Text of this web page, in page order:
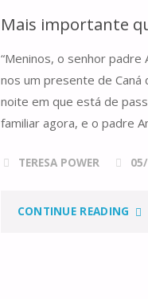
E
A
–
UM
Mais importante
“Meninos, o senhor
nos um presente de
noite em que está de
familiar agora, e o padre
TERESA POWER
CONTINUE READING